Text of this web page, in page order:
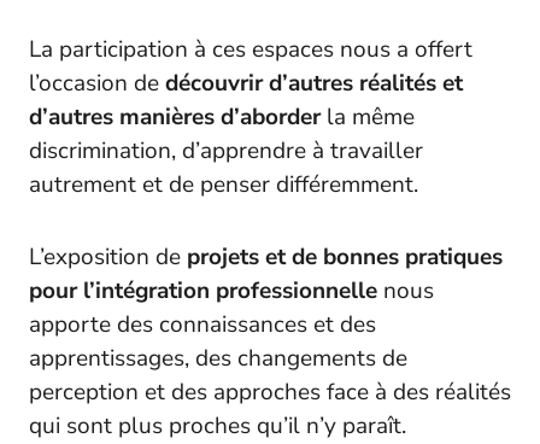
La participation à ces espaces nous a offert
l’occasion dedécouvrir d’autres réalités et
d’autres manières d’aborderla même
discrimination, d’apprendre à travailler
autrement et de penser différemment.
L’exposition de projets et de bonnes pratiques
pour l’intégration professionnelle nous
apporte des connaissances et des
apprentissages, des changements de
perception et des approches face à des réalités
qui sont plus proches qu’il n’y paraît.